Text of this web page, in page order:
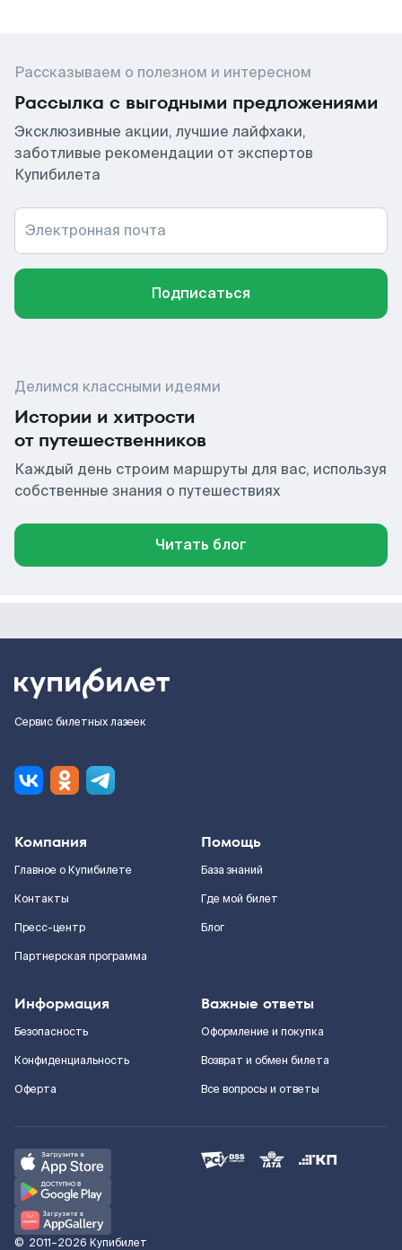
Рассказываем о полезном и интересном
Рассылка с выгодными предложениями
Эксклюзивные акции, лучшие лайфхаки,
заботливые рекомендации от экспертов
Купибилета
Электронная почта
Подписаться
Делимся классными идеями
Истории и хитрости
от путешественников
Каждый день строим маршруты для вас, используя
собственные знания о путешествиях
Читать блог
Сервис билетных лазеек
Компания
Главное о Купибилете
Контакты
Пресс-центр
Партнерская программа
Помощь
База знаний
Где мой билет
Блог
Информация
Безопасность
Конфиденциальность
Оферта
Важные ответы
Оформление и покупка
Возврат и обмен билета
Все вопросы и ответы
© 2011–2026 Купибилет